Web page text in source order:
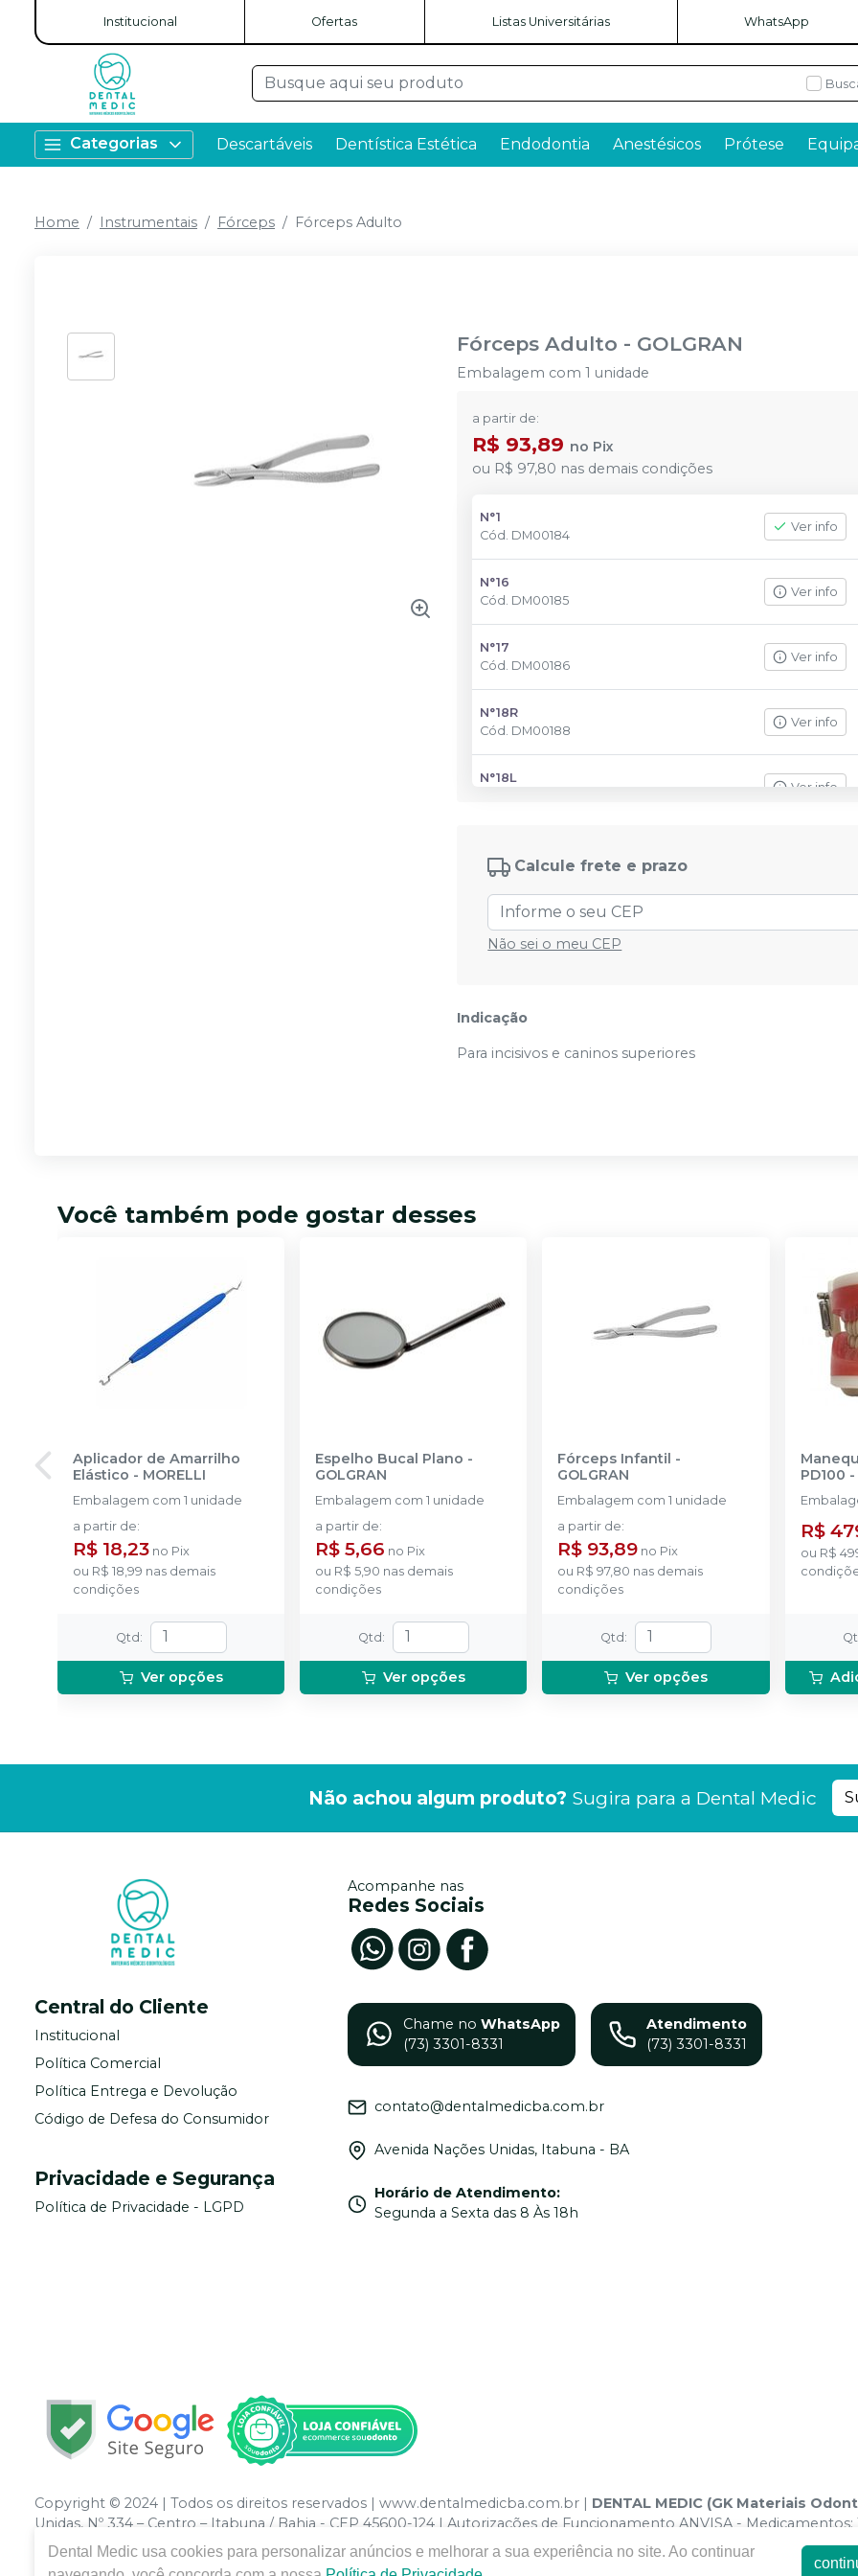
Institucional Ofertas Listas Universitárias WhatsApp
Categorias Descartáveis Dentística Estética Endodontia Anestésicos Prótese
Home Instrumentais Fórceps Fórceps Adulto
Fórceps Adulto - GOLGRAN
Embalagem com 1 unidade
a partir de:
R$ 93,89 no Pix
ou R$ 97,80 nas demais condições
N°1
Cód. DM00184
Ver info
N°16
Cód. DM00185
Ver info
N°17
Cód. DM00186
Ver info
N°18R
Cód. DM00188
Ver info
N°18L
Ver info
Cód. DM00146
N°69
Cód.
Cód.DM00190
Calcule frete e prazo
Não sei o meu CEP
Indicação
Para incisivos e caninos superiores
Você também pode gostar desses
Aplicador de Amarrilho
Elástico - MORELLI
Embalagem com 1 unidade
a partir de:
R$ 18,23 no Pix
ou R$ 18,99 nas demais
condições
Qtd :
Ver opções
Espelho Bucal Plano -
GOLGRAN
Embalagem com 1 unidade
a partir de:
R$ 5,66 no Pix
ou R$ 5,90 nas demais
condições
Qtd :
Ver opções
Fórceps Infantil -
GOLGRAN
Embalagem com 1 unidade
a partir de:
R$ 93,89 no Pix
ou R$ 97,80 nas demais
condições
Qtd :
Ver opções
PD100 -
R$
ou R$
Não achou algum produto? Sugira para a Dental Medic
Central do Cliente
Institucional
Política Comercial
Política Entrega e Devolução
Código de Defesa do Consumidor
Privacidade e Segurança
Política de Privacidade - LGPD
Acompanhe nas
Redes Sociais
Chame no WhatsApp
(73) 3301-8331
Atendimento
(73) 3301-8331
contato@dentalmedicba.com.br
Avenida Nações Unidas, Itabuna - BA
Horário de Atendimento:
Segunda a Sexta das 8 Às 18h
Copyright © 2024 | Todos os direitos reservados | www.dentalmedicba.com.br | DENTAL MEDIC (GK Materiais
Unidas, Nº 334 – Centro – Itabuna / Bahia - CEP 45600-124 | Autorizações de Funcionamento ANVISA - Medicamentos:
CRO-Ba0 nº 13379 | Política de Privacidade e Segurança - Fotos meramente ilustrativas - Os preços e condições da
de preços no site, o valor válido é o do Carrinho de Compra. Não vendemos por atacado por isso nos reservamos o
Dental Medic usa cookies para personalizar anúncios e melhorar a sua experiência no site. Ao continuar